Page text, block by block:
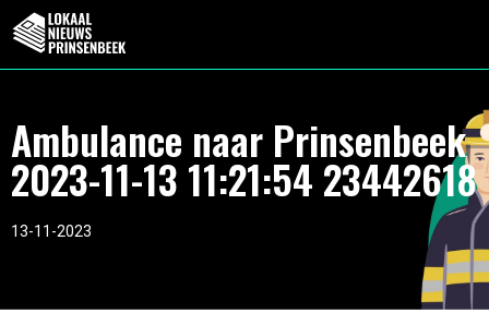
Ambulance naar Prinsenbeek
2023-11-13 11:21:54 23442618
13-11-2023